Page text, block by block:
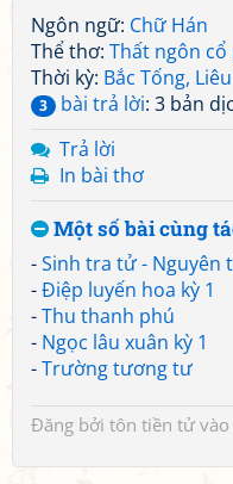
Ngôn ngữ: Chữ Hán
Thể thơ: Thất ngôn
Thời kỳ: Bắc Tống, Liêu
3 bài trả lời: 3 bản
Trả lời
In bài thơ
Một số bài cùng
-Sinh tra tử - Nguyên
-Điệp luyến hoa kỳ 1
-Thu thanh phú
- Ngọc lâu xuân kỳ 1
-Trường tương tư
Đăng bởi tôn tiền tửvào